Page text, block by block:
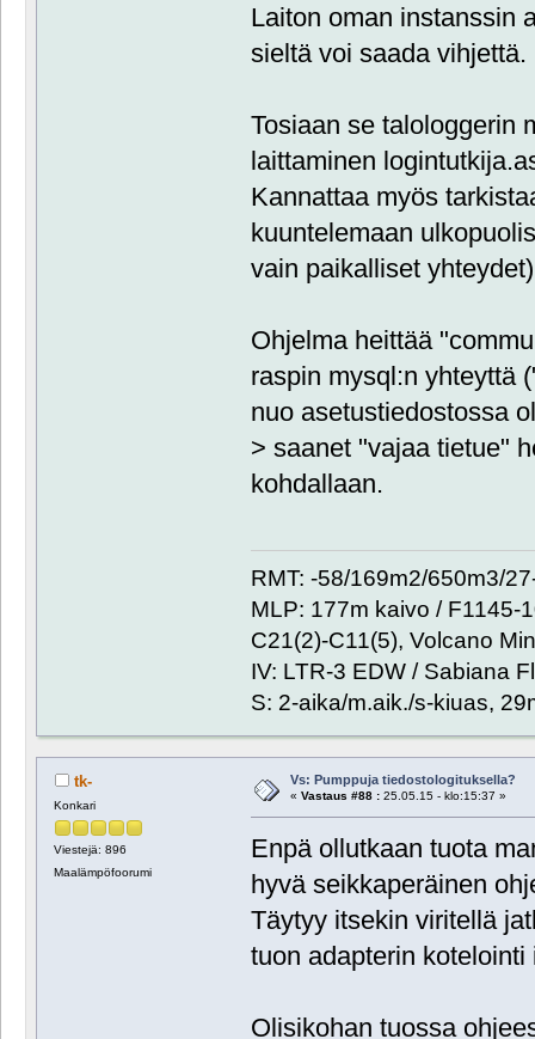
Laiton oman instanssin
sieltä voi saada vihjettä.
Tosiaan se talologgerin
laittaminen
Kannattaa myös
kuuntelemaan
vain paikalliset
Ohjelma heittää
raspin mysql:n yhteyttä
nuo asetustiedostossa
> saanet "vajaa tietue"
kohdallaan.
RMT: -58/169m2/650m3/
MLP: 177m kaivo / F1145-
C21(2)-C11(5), Volcano
IV: LTR-3 EDW / Sabiana
S: 2-aika/m.aik./s-kiuas,
tk-
Konkari
Viestejä: 896
Maalämpöfoorumi
Vs: Pumppuja tiedostologituksella?
« Vastaus #88 :25.05.15 - klo:15:37 »
Enpä ollutkaan tuota
hyvä seikkaperäinen
Täytyy itsekin viritellä
tuon adapterin
Olisikohan tuossa